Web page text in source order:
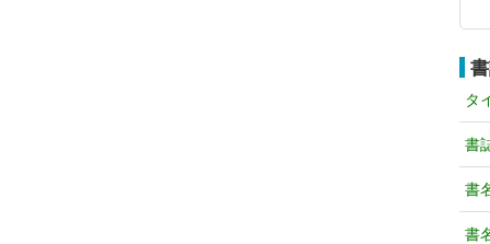
タ
書
書
書